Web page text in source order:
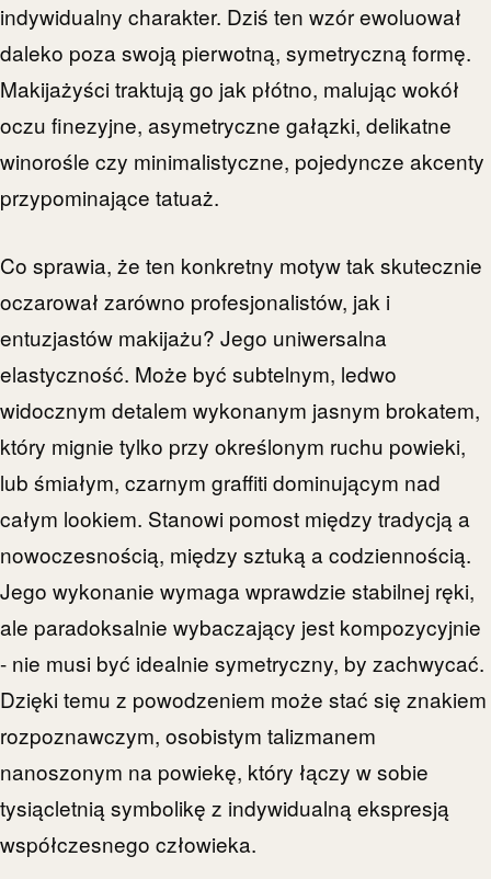
indywidualny charakter. Dziś ten wzór ewoluował
daleko poza swoją pierwotną, symetryczną formę.
Makijażyści traktują go jak płótno, malując wokół
oczu finezyjne, asymetryczne gałązki, delikatne
winorośle czy minimalistyczne, pojedyncze akcenty
przypominające tatuaż.
Co sprawia, że ten konkretny motyw tak skutecznie
oczarował zarówno profesjonalistów, jak i
entuzjastów makijażu? Jego uniwersalna
elastyczność. Może być subtelnym, ledwo
widocznym detalem wykonanym jasnym brokatem,
który mignie tylko przy określonym ruchu powieki,
lub śmiałym, czarnym graffiti dominującym nad
całym lookiem. Stanowi pomost między tradycją a
nowoczesnością, między sztuką a codziennością.
Jego wykonanie wymaga wprawdzie stabilnej ręki,
ale paradoksalnie wybaczający jest kompozycyjnie
- nie musi być idealnie symetryczny, by zachwycać.
Dzięki temu z powodzeniem może stać się znakiem
rozpoznawczym, osobistym talizmanem
nanoszonym na powiekę, który łączy w sobie
tysiącletnią symbolikę z indywidualną ekspresją
współczesnego człowieka.